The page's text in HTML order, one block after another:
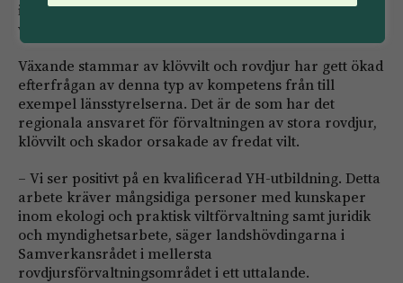
i samverkan med jord- och skogsbruk och att sätta
viltet i ett större samhälleligt perspektiv.
Växande stammar av klövvilt och rovdjur har gett ökad
efterfrågan av denna typ av kompetens från till
exempel länsstyrelserna. Det är de som har det
regionala ansvaret för förvaltningen av stora rovdjur,
klövvilt och skador orsakade av fredat vilt.
– Vi ser positivt på en kvalificerad YH-utbildning. Detta
arbete kräver mångsidiga personer med kunskaper
inom ekologi och praktisk viltförvaltning samt juridik
och myndighetsarbete, säger landshövdingarna i
Samverkansrådet i mellersta
rovdjursförvaltningsområdet i ett uttalande.